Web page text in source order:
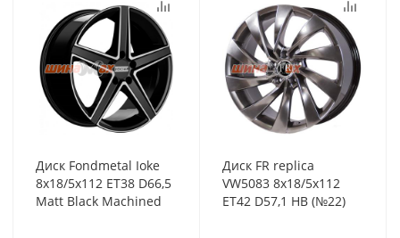
Диск Fondmetal Ioke
8x18/5x112 ET38 D66,5
Matt Black Machined
Диск FR replica
VW5083 8x18/5x112
ET42 D57,1 HB (№22)